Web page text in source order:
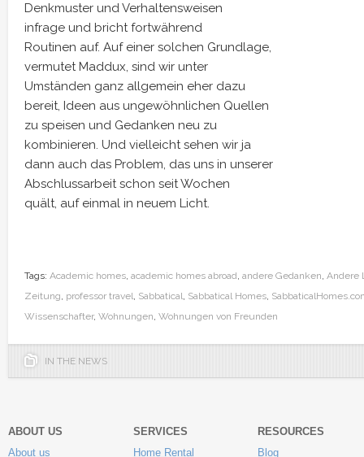
Denkmuster und Verhaltensweisen
infrage und bricht fortwährend
Routinen auf. Auf einer solchen Grundlage,
vermutet Maddux, sind wir unter
Umständen ganz allgemein eher dazu
bereit, Ideen aus ungewöhnlichen Quellen
zu speisen und Gedanken neu zu
kombinieren. Und vielleicht sehen wir ja
dann auch das Problem, das uns in unserer
Abschlussarbeit schon seit Wochen
quält, auf einmal in neuem Licht.
Tags: Academic homes, academic homes abroad, andere Gedanken, Andere
Zeitung, professor travel, Sabbatical, Sabbatical Homes,
Wissenschafter, Wohnungen, Wohnungen von Freunden
IN THE NEWS
ABOUT US
About us
SERVICES
Home Rental
RESOURCES
Blog